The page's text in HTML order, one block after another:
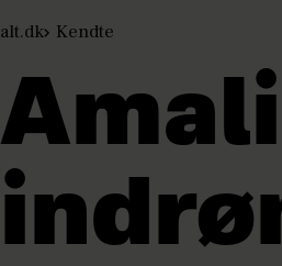
alt.dk Kendte